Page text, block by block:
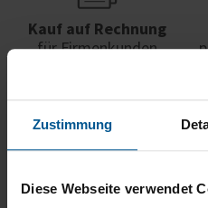
Zustimmung
Diese Webseite verwendet
Kauf auf Rechnung
für Firmenkunden